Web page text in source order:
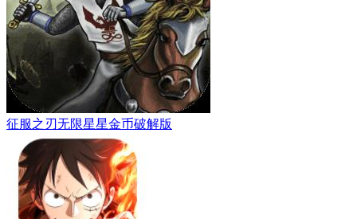
征服之刃无限星星金币破解版